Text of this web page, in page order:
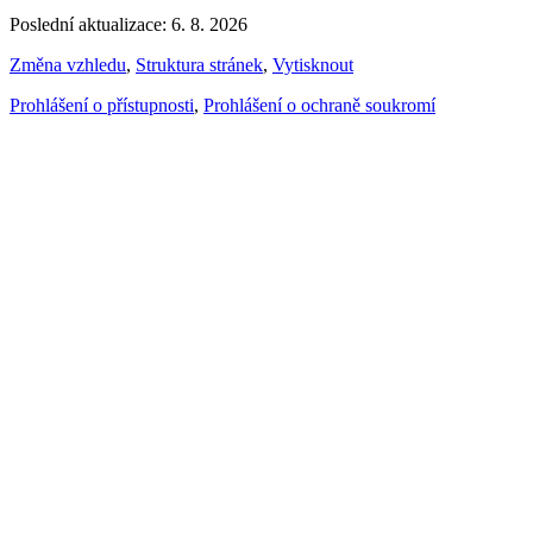
Poslední aktualizace: 6. 8. 2026
Změna vzhledu, Struktura stránek, Vytisknout
Prohlášení o přístupnosti, Prohlášení o ochraně soukromí